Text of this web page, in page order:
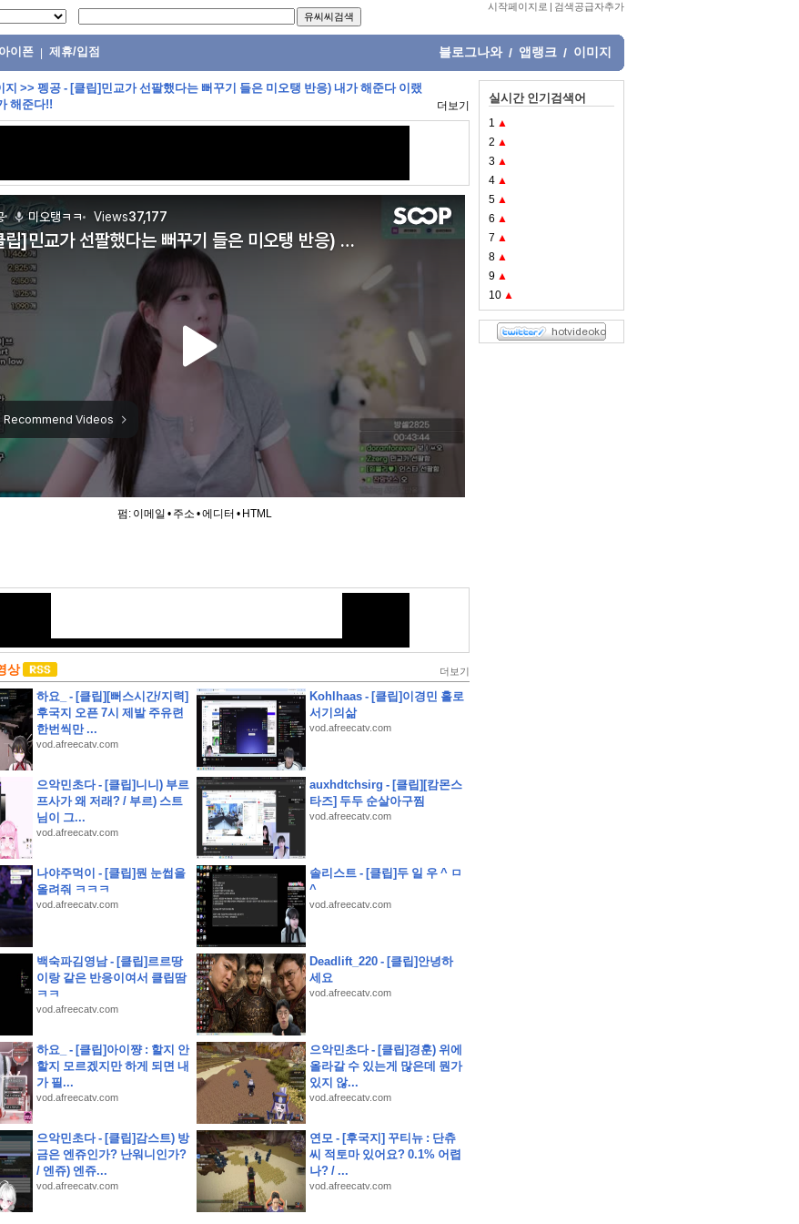
시작페이지로 | 검색공급자추가
아이폰 제휴/입점 블로그나와 / 앱랭크 / 이미지
대지260평 건물60평 2층주택 유찰1회 종로구부암동단독주택 부동산경매 매물건
학교인근 별내남광하우스토리 14층 유찰1회 남양주별내남광하우스토리아파트 부동산경매 매매
부 채권)
듬고 실제 크루들 앞에서 시연하다
플레이 후기
스크립트 및 실제 면접 합격 답안
공원인근 오남아이파크 9층 유찰1회 남양주오남아이파크아파트 부동산경매 매매
신원아파트 14층 유찰1회 의정부호원동신원아파트 법원경매 매매
교인근 성진리치빌 2층 다세대주택 유찰1회 관악구신림동빌라 부동산경매 매매
교인근 1층 구축 다세대빌라 유찰1회 관악구남현동빌라 법원경매 매매
지 >> 펭공 - [클립]민교가 선팔했다는 뻐꾸기 들은 미오탱 반응) 내가 해준다 이랬
해준다!!
더보기
펌: 이메일 • 주소 •에디터 • HTML
상 더보기
하요_ - [클립][뻐스시간/지력]
후국지 오픈 7시 제발 주유련
한번씩만 ...
vod.afreecatv.com
Kohlhaas - [클립]이경민 홀로
서기의삶
vod.afreecatv.com
으악민초다 - [클립]니니) 부르
프사가 왜 저래? / 부르) 스트
님이 그...
vod.afreecatv.com
auxhdtchsirg - [클립][캄몬스
타즈] 두두 순살아구찜
vod.afreecatv.com
나야주먹이 - [클립]뭔 눈썹을
올려줘 ㅋㅋㅋ
vod.afreecatv.com
솔리스트 - [클립]두 일 우 ^ ㅁ
^
vod.afreecatv.com
백숙파김영남 - [클립]르르땅
이랑 같은 반응이여서 클립땀
ㅋㅋ
vod.afreecatv.com
Deadlift_220 - [클립]안녕하
세요
vod.afreecatv.com
하요_ - [클립]아이쨩 : 할지 안
할지 모르겠지만 하게 되면 내
가 필...
vod.afreecatv.com
으악민초다 - [클립]경훈) 위에
올라갈 수 있는게 많은데 뭔가
있지 않...
vod.afreecatv.com
으악민초다 - [클립]감스트) 방
금은 엔쥬인가? 난워니인가?
/ 엔쥬) 엔쥬...
vod.afreecatv.com
연모 - [후국지] 꾸티뉴 : 단츄
씨 적토마 있어요? 0.1% 어렵
나? / ...
vod.afreecatv.com
실시간 인기검색어
1 ▲
2 ▲
3 ▲
4 ▲
5 ▲
6 ▲
7 ▲
8 ▲
9 ▲
10 ▲